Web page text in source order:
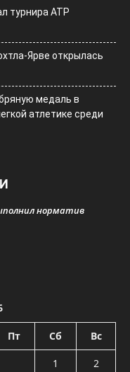
турнира ATP
Ярве открылась
медаль в
атлетике среди
норматив
Пт Сб Вс
1
2